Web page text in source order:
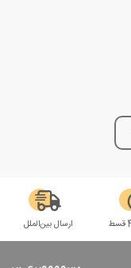
ارسال بین‌الملل